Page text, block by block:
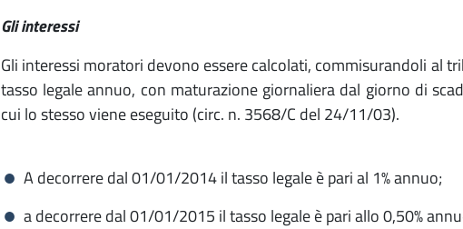
Gli interessi
Gli interessi moratori devono essere calcolati, commisurandoli al
tasso legale annuo, con maturazione giornaliera dal giorno di
cui lo stesso viene eseguito (circ. n. 3568/C del 24/11/03).
A decorrere dal 01/01/2014 il tasso legale è pari al 1% annuo;
a decorrere dal 01/01/2015 il tasso legale è pari allo 0,50%